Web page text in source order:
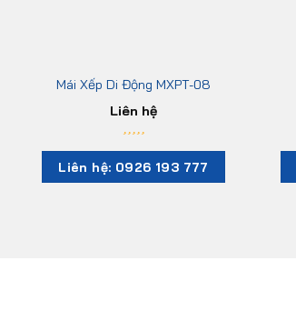
Mái Xếp Di Động MXPT-08
Liên hệ
Liên hệ: 0926 193 777